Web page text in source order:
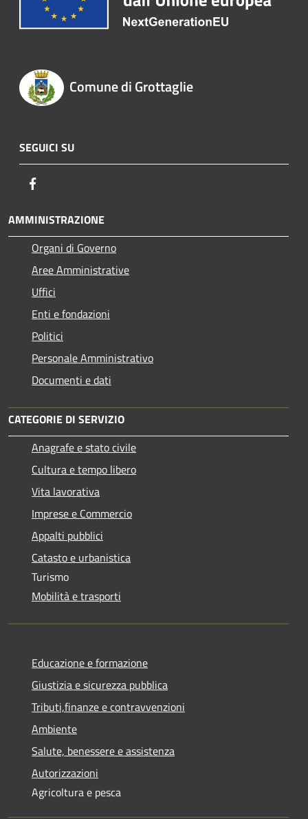
Comune di Grottaglie
SEGUICI SU
AMMINISTRAZIONE
Organi di Governo
Aree Amministrative
Uffici
Enti e fondazioni
Politici
Personale Amministrativo
Documenti e dati
CATEGORIE DI SERVIZIO
Anagrafe e stato civile
Cultura e tempo libero
Vita lavorativa
Imprese e Commercio
Appalti pubblici
Catasto e urbanistica
Turismo
Mobilità e trasporti
Educazione e formazione
Giustizia e sicurezza pubblica
Tributi,finanze e contravvenzioni
Ambiente
Salute, benessere e assistenza
Autorizzazioni
Agricoltura e pesca